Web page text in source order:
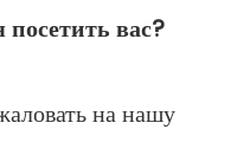
на нашу